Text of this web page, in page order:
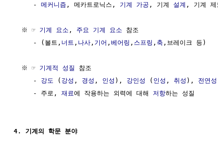
     -
메커니즘 , 메카트로닉스, 기계 가공 , 기계 설계 , 기계
  ※ ☞
기계 요소 , 주요 기계 요소 참조
     - (볼트,
너트 , 나사 , 기어 , 베어링 , 스프링 , 축 ,브레이크 등)
  ※ ☞
기계적 성질
참조
     -
강도 ( 강성 , 경성 , 인성 ), 강인성 ( 인성 , 취성 ), 전연성
     - 주로,
재료에 작용하는 외력에 대해 저항하는 성질
4. 기계의 학문 분야